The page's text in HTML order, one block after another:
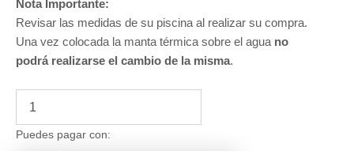
Nota Importante:
Revisar las medidas de su piscina al realizar su compra.
Una vez colocada la manta térmica sobre el agua no
podrá realizarse el cambio de la misma.
Térmica
para
Puedes pagar con: